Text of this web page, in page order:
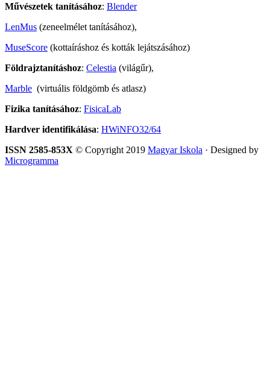
Művészetek tanításához: Blender
LenMus (zeneelmélet tanításához),
MuseScore (kottaíráshoz és kották lejátszásához)
Földrajztanításhoz: Celestia (világűr),
Marble (virtuális földgömb és atlasz)
Fizika tanításához: FisicaLab
Hardver identifikálása: HWiNFO32/64
ISSN 2585-853X © Copyright 2019 Magyar Iskola · Designed by
Microgramma